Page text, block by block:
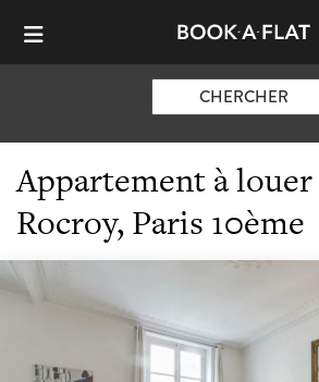
CHERCHER
Appartement à
Rocroy, Paris 10ème